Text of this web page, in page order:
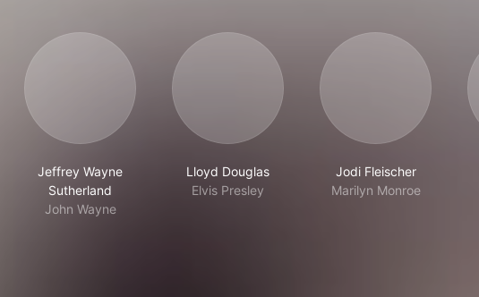
Jeffrey Wayne
Sutherland
John Wayne
Lloyd Douglas
Elvis Presley
Jodi Fleischer
Marilyn Monroe